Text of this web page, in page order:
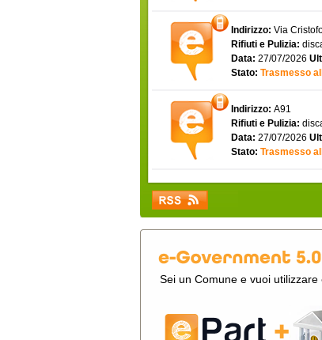
Indirizzo: Via
Rifiuti e Pulizia:
Data: 27/07/2026
Stato: Trasmesso
Indirizzo: A91
Rifiuti e Pulizia:
Data: 27/07/2026
Stato: Trasmesso
Sei un Comune e vuoi utilizzare